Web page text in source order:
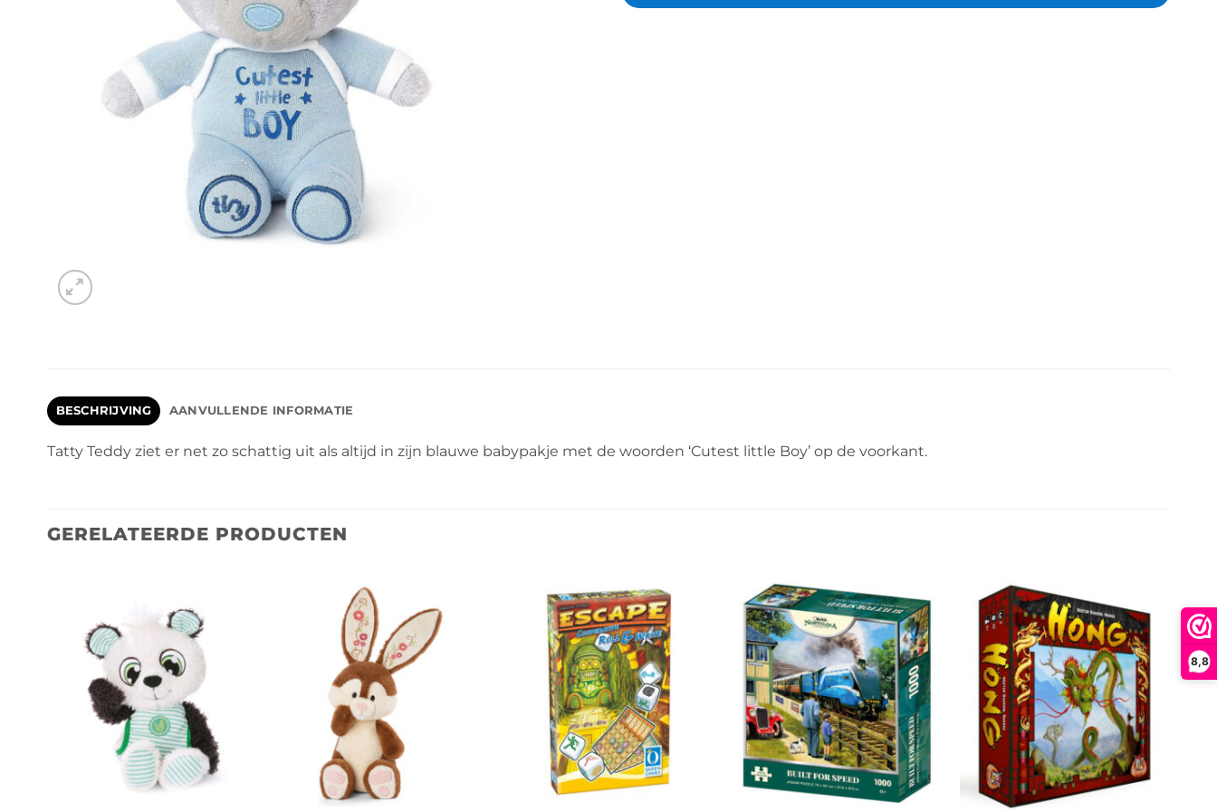
8,8
BESCHRIJVING AANVULLENDE INFORMATIE
Tatty Teddy ziet er net zo schattig uit als altijd in zijn blauwe babypakje met de woorden ‘Cutest little Boy’ op de voorkant.
GERELATEERDE PRODUCTEN